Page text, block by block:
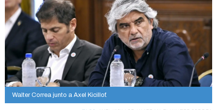
Walter Correa junto a Axel Kicillof.